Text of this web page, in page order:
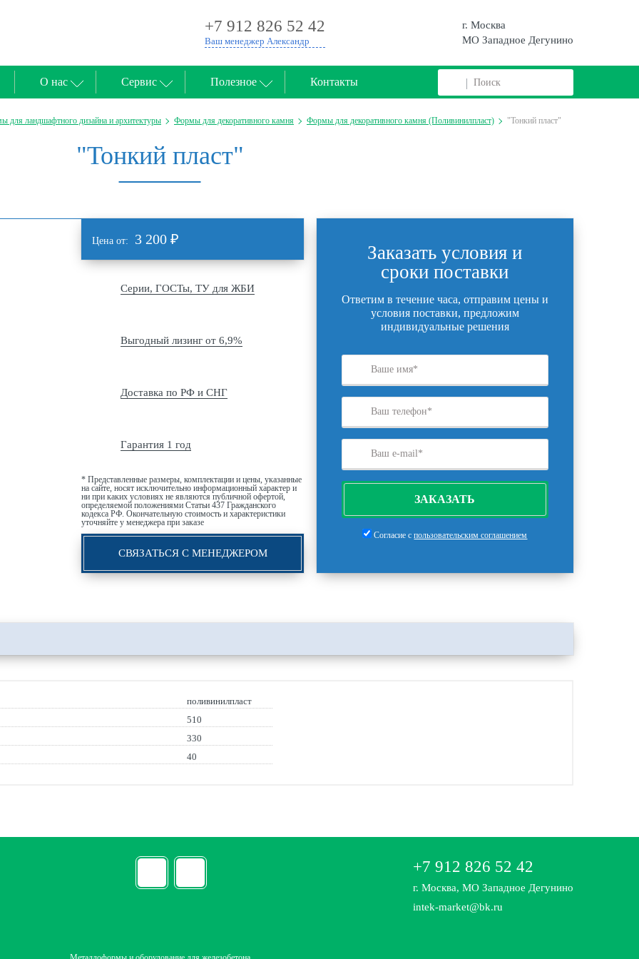
+7 912 826 52 42
Ваш менеджер Александр
г. Москва
МО Западное Дегунино
О нас Сервис Полезное Контакты
для ландшафтного дизайна и архитектуры Формы для декоративного камня Формы для декоративного камня (Поливинилпласт) "Тонкий пласт"
"Тонкий пласт"
Цена от: 3 200 ₽
Серии, ГОСТы, ТУ для ЖБИ
Выгодный лизинг от 6,9%
Доставка по РФ и СНГ
Гарантия 1 год
* Представленные размеры, комплектации и цены, указанные
на сайте, носят исключительно информационный характер и
ни при каких условиях не являются публичной офертой,
определяемой положениями Статьи 437 Гражданского
кодекса РФ. Окончательную стоимость и характеристики
уточняйте у менеджера при заказе
СВЯЗАТЬСЯ С МЕНЕДЖЕРОМ
Заказать условия и
сроки поставки
Ответим в течение часа, отправим цены и
условия поставки, предложим
индивидуальные решения
ЗАКАЗАТЬ
Согласие спользовательским соглашением
поливинилпласт
510
330
40
+7 912 826 52 42
г. Москва, МО Западное Дегунино
intek-market@bk.ru